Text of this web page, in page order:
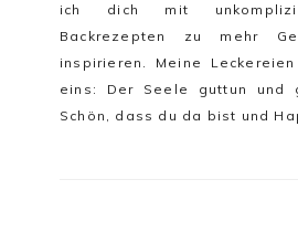
ich dich mit
Backrezepten zu mehr
inspirieren. Meine
eins: Der Seele guttun und
Schön, dass du da bist und